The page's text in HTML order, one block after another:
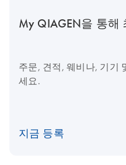
My QIAGEN을 통해
주문, 견적, 웨비나, 기기
세요.
지금 등록